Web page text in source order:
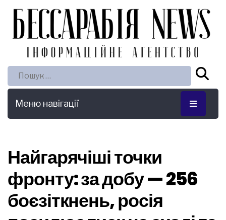
Пошук:
Меню навігації
Найгарячіші точки
фронту: за добу — 256
боєзіткнень, росія